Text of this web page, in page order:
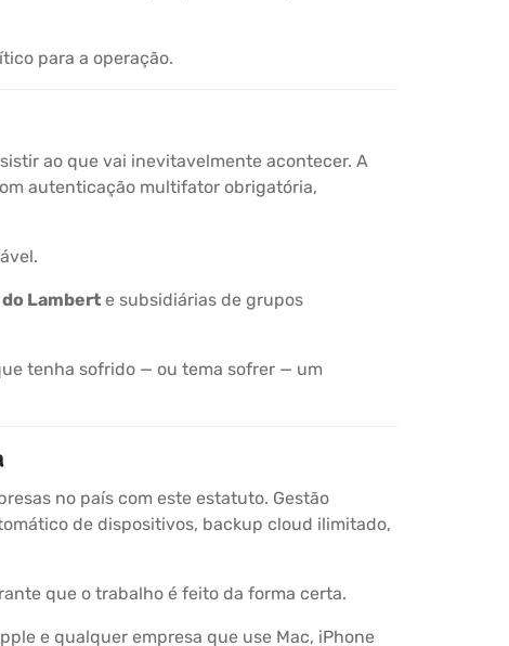
para a operação.
ao que vai inevitavelmente acontecer. A
autenticação multifator obrigatória,
Lambert e subsidiárias de grupos
tenha sofrido — ou tema sofrer — um
no país com este estatuto. Gestão
de dispositivos, backup cloud ilimitado,
que o trabalho é feito da forma certa.
e qualquer empresa que use Mac, iPhone